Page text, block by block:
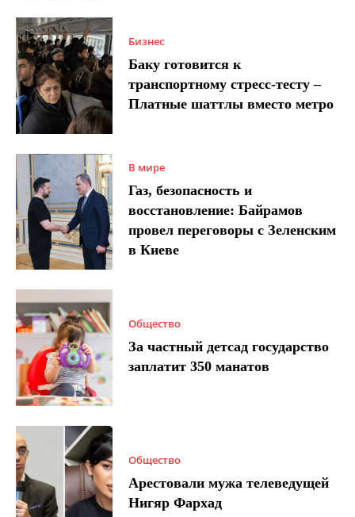
Бизнес
Баку готовится к
транспортному стресс-тесту –
Платные шаттлы вместо метро
В мире
Газ, безопасность и
восстановление: Байрамов
провел переговоры с Зеленским
в Киеве
Общество
За частный детсад государство
заплатит 350 манатов
Общество
Арестовали мужа телеведущей
Нигяр Фархад